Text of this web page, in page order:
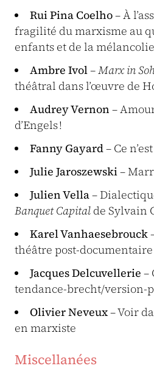
Rui Pina Coelho– À
fragilité du marxisme au
enfants et de la mélancolie
Ambre Ivol– Marx in
théâtral dans l’œuvre de
Audrey Vernon –
d’Engels !
Fanny Gayard– Ce
Julie Jaroszewski–
Julien Vella–
Banquet Capital de Sylvain
Karel Vanhaesebrouck
théâtre post-
Jacques Delcuvellerie –
tendance-brecht/version-
Olivier Neveux– Voir
en marxiste
Miscellanées